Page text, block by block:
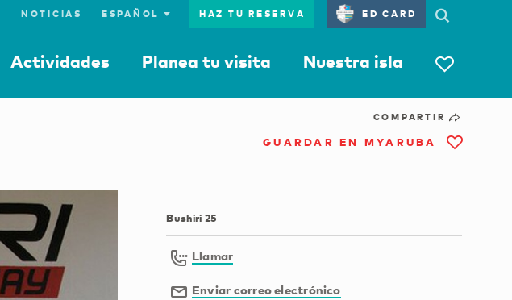
NOTICIAS HAZ TU RESERVA ED CARD
Actividades Planea tu visita Nuestra isla
COMPARTIR
GUARDAR EN MYARUBA
Bushiri 25
Llamar
Enviar correo electrónico